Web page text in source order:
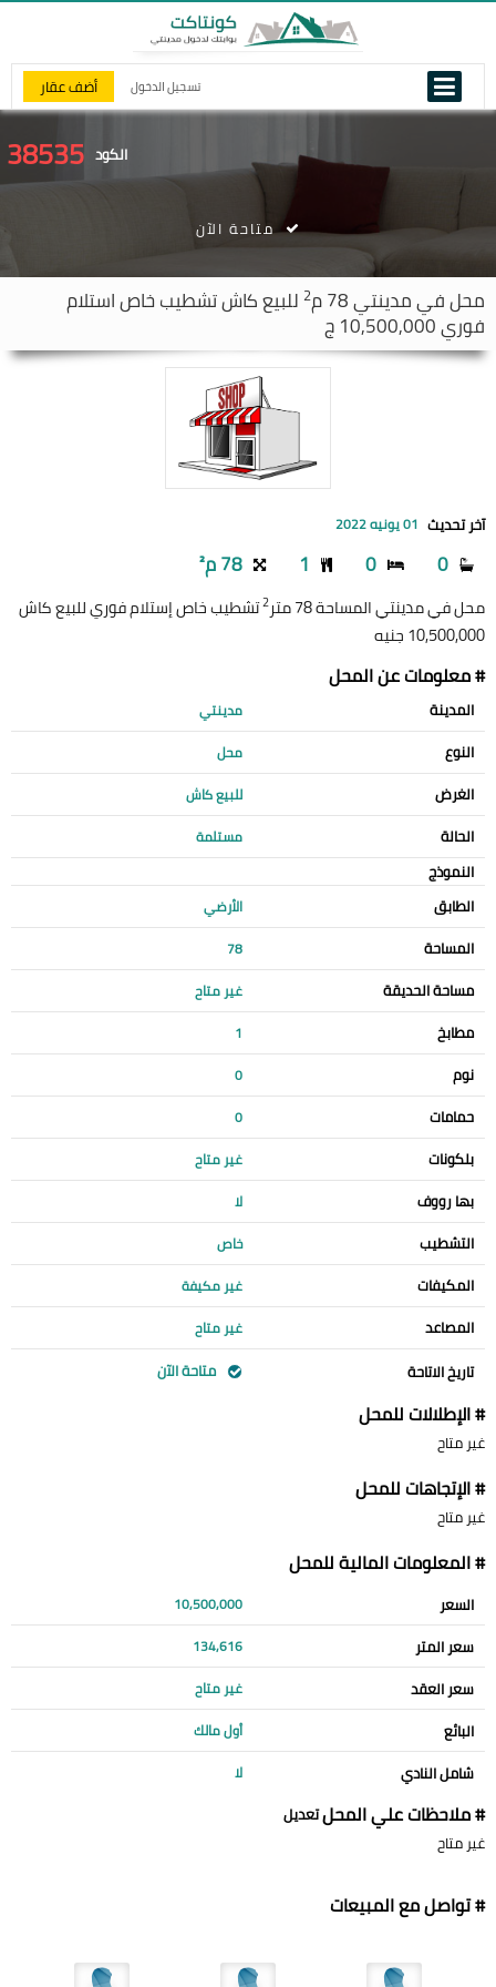
تسجيل الدخول أضف عقار
الكود 38535
محل فيمدينتي 2 للبيع كاش تشطيب خاص استلام
فوري 10,500,000 ج
متاحة الآن
آخر تحديث 01 يونيه 2022
0
0
1 78 م²
محل في مدينتي المساحة 78 متر 2تشطيب خاص إستلام فوري للبيع كاش
10,500,000 جنيه
# معلومات عن المحل
المدينة مدينتي
النوع محل
الغرض للبيع كاش
الحالة مستلمة
النموذج
الطابق
الأرضي
المساحة 78
مساحة الحديقة غير متاح
مطابخ 1
نوم 0
حمامات 0
بلكونات غير متاح
بها رووف لا
التشطيب خاص
المكيفات غير مكيفة
المصاعد غير متاح
تاريخ الاتاحة متاحة الآن
# الإطلالات للمحل
غير متاح
# الإتجاهات للمحل
غير متاح
# المعلومات المالية للمحل
السعر 10,500,000
سعر المتر 134,616
سعر العقد غير متاح
البائع أول مالك
شامل النادي لا
# ملاحظات علي المحلتعديل
غير متاح
# تواصل مع المبيعات